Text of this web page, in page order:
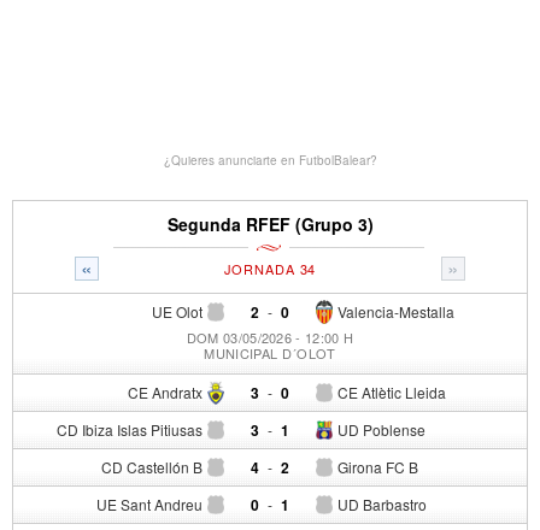
¿Quieres anunciarte en FutbolBalear?
Segunda RFEF (Grupo 3)
« »
JORNADA 34
UE Olot 2 - Valencia-Mestalla
0
DOM 03/05/2026 - 12:00 H
MUNICIPAL D´OLOT
CE Andratx 3 - CE Atlètic Lleida
0
CD Ibiza Islas Pitiusas 3 - UD Poblense
1
CD Castellón B 4 - Girona FC B
2
UE Sant Andreu 0 - UD Barbastro
1